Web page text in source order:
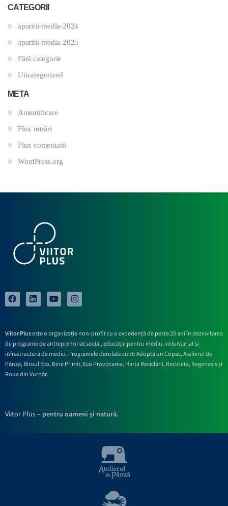
CATEGORII
aparitii-media-2024
aparitii-media-2025
Fără categorie
Uncategorized
META
Autentificare
Flux intrări
Flux comentarii
WordPress.org
Viitor Pluseste o organizație non-profit cu o experiență de peste 20 ani în dezvoltarea
de programe de antreprenoriat social, educație pentru mediu, voluntariat și
infrastructură de mediu. Programele derulate sunt: Adoptă un Copac, Atelierul de
Pânză,Biroul Eco,Bine Primit,Eco Provocarea,Harta Reciclării,Recicleta, Regenesis și
Roua din Vurpăr.
Viitor Plus – pentru oameni și natură.